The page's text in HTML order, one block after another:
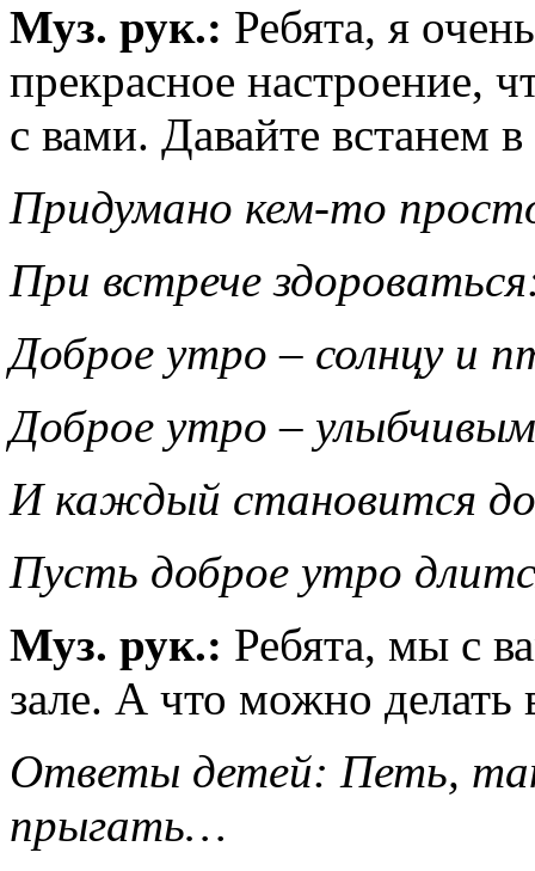
Муз. рук.: Ребята, я
прекрасное настроение,
с вами. Давайте встанем
Придумано кем-то
При встрече
Доброе утро – солнцу и
Доброе утро –
И каждый становится
Пусть доброе утро
Муз. рук.: Ребята, мы с
зале. А что можно делать
Ответы детей: Петь,
прыгать…